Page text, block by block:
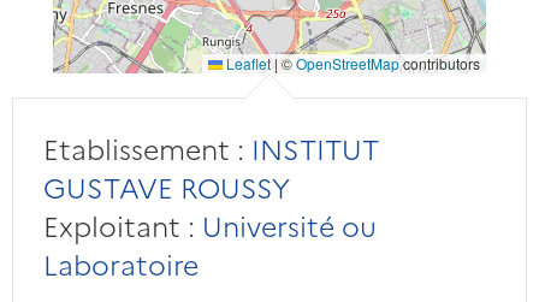
Leaflet |©OpenStreetMapcontributors
Etablissement : INSTITUT
GUSTAVE ROUSSY
Exploitant : Université ou
Laboratoire